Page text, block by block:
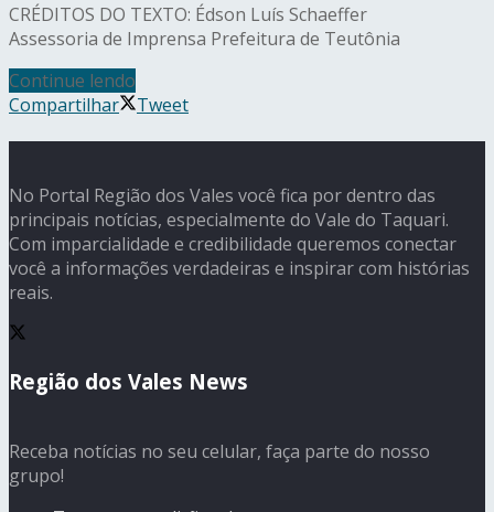
CRÉDITOS DO TEXTO: Édson Luís Schaeffer
Assessoria de Imprensa Prefeitura de Teutônia
Continue lendo
Compartilhar
Tweet
No Portal Região dos Vales você fica por dentro das
principais notícias, especialmente do Vale do Taquari.
Com imparcialidade e credibilidade queremos conectar
você a informações verdadeiras e inspirar com histórias
reais.
Região dos Vales News
Receba notícias no seu celular, faça parte do nosso
grupo!